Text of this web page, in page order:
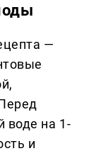
—
воде на 1-
и